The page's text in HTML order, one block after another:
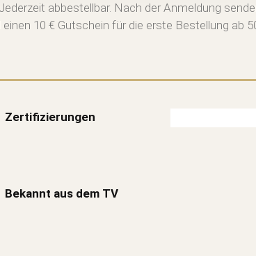
abbestellbar. Nach der Anmeldung
10 € Gutschein für die erste Bestellung ab
Zertifizierungen
Bekannt aus dem TV